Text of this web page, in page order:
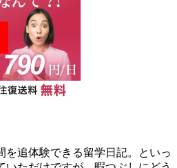
を追体験できる留学日記。といっ